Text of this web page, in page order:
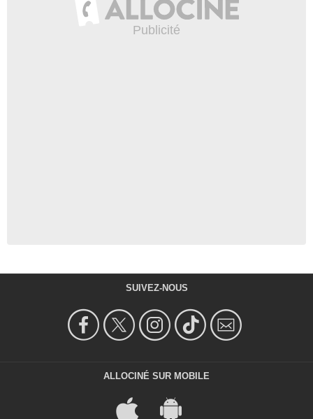
SUIVEZ-NOUS
ALLOCINÉ SUR MOBILE